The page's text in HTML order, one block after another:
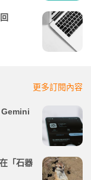
更多訂閱內容
Gemini
「石器